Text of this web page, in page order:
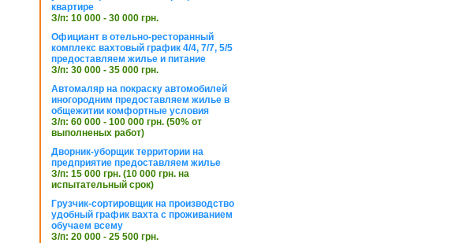
квартире
З/п: 10 000 - 30 000 грн.
Официант в отельно-ресторанный
комплекс вахтовый график 4/4, 7/7, 5/5
предоставляем жилье и питание
З/п: 30 000 - 35 000 грн.
Автомаляр на покраску автомобилей
иногородним предоставляем жилье в
общежитии комфортные условия
З/п: 60 000 - 100 000 грн. (50% от
выполненых работ)
Дворник-уборщик территории на
предприятие предоставляем жилье
З/п: 15 000 грн. (10 000 грн. на
испытательный срок)
Грузчик-сортировщик на производство
удобный график вахта с проживанием
обучаем всему
З/п: 20 000 - 25 500 грн.